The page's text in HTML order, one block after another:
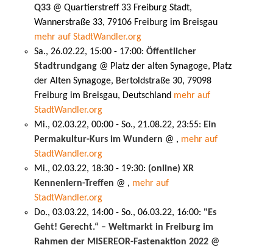
Q33 @ Quartierstreff 33 Freiburg Stadt,
Wannerstraße 33, 79106 Freiburg im Breisgau
mehr auf StadtWandler.org
Sa., 26.02.22, 15:00 - 17:00: Öffentlicher
Stadtrundgang @ Platz der alten Synagoge, Platz
der Alten Synagoge, Bertoldstraße 30, 79098
Freiburg im Breisgau, Deutschland mehr auf
StadtWandler.org
Mi., 02.03.22, 00:00 - So., 21.08.22, 23:55: Ein
Permakultur-Kurs im Wundern @ , mehr auf
StadtWandler.org
Mi., 02.03.22, 18:30 - 19:30: (online) XR
Kennenlern-Treffen @ , mehr auf
StadtWandler.org
Do., 03.03.22, 14:00 - So., 06.03.22, 16:00: "Es
Geht! Gerecht.“ – Weltmarkt in Freiburg im
Rahmen der MISEREOR-Fastenaktion 2022 @